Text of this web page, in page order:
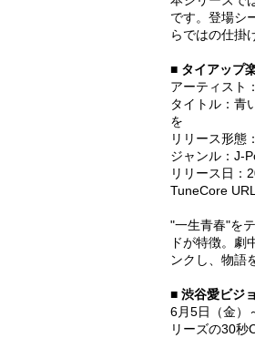
です。登場シ
らではの仕掛
■ タイアップ
アーティスト
タイトル：青
を
リリース形態
ジャンル：J-
リリース日：
TuneCore URL
"一生青春"を
ドが特徴。劇
ンクし、物語
■ 渋谷愛ビジ
6月5日（金）
リーズの30秒